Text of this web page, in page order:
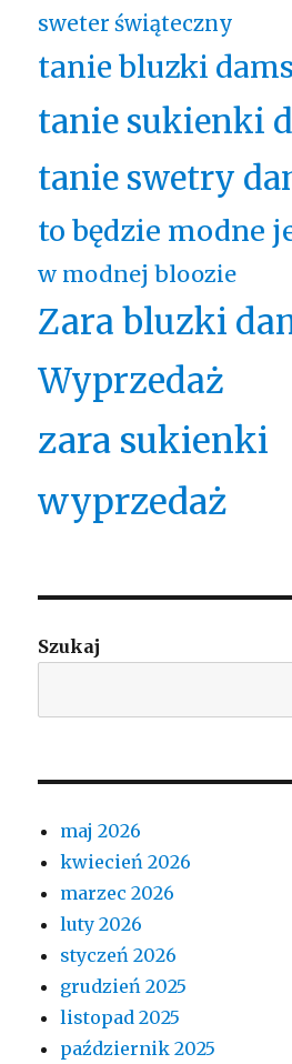
sweter świąteczny
tanie bluzki
tanie sukienki
tanie swetry
to będzie modne
w modnej bloozie
Zara bluzki
Wyprzedaż
zara sukienki
wyprzedaż
Szukaj
maj 2026
kwiecień 2026
marzec 2026
luty 2026
styczeń 2026
grudzień 2025
listopad 2025
październik 2025